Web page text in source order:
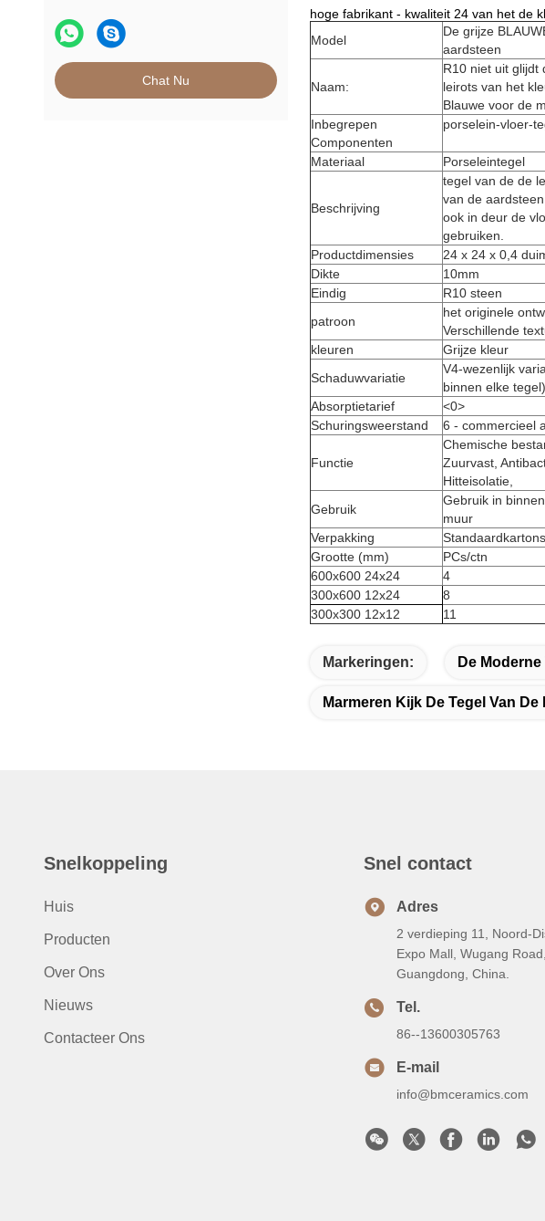
Chat Nu
hoge fabrikant - kwaliteit 24 van het de
Model
De grijze
aardsteen
Naam:
R10 niet uit glijdt
leirots van het
Blauwe voor de
Inbegrepen
Componenten
porselein-vloer-
Materiaal Porseleintegel
Beschrijving
tegel van de de
van de
ook in deur de
gebruiken.
Productdimensies
24 x 24 x 0,4
Dikte
10mm
Eindig
R10 steen
patroon
het originele
Verschillende
kleuren
Grijze kleur
Schaduwvariatie
V4-wezenlijk
binnen elke tegel)
Absorptietarief
<0>
Schuringsweerstand
6 - commercieel
Functie
Chemische
Zuurvast,
Hitteisolatie,
Gebruik
Gebruik in
muur
Verpakking
Grootte (mm)
PCs/ctn
600x600 24x24
4
300x600 12x24
8
300x300 12x12
11
Markeringen: De
Marmeren Kijk De Tegel Van
Snelkoppeling
Huis
Producten
Over Ons
Nieuws
Contacteer Ons
Snel contact
Adres
2 verdieping 11, Noord-
Expo Mall, Wugang
Guangdong, China.
Tel.
86--13600305763
E-mail
info@bmceramics.com